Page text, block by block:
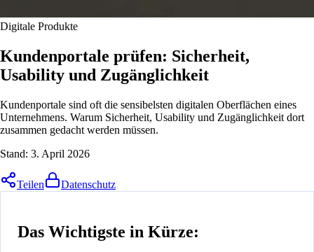
Digitale Produkte
Kundenportale prüfen: Sicherheit,
Usability und Zugänglichkeit
Kundenportale sind oft die sensibelsten digitalen Oberflächen eines
Unternehmens. Warum Sicherheit, Usability und Zugänglichkeit dort
zusammen gedacht werden müssen.
Stand: 3. April 2026
Teilen Datenschutz
Das Wichtigste in Kürze: